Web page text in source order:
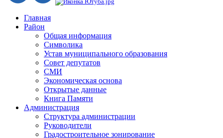
Главная
Район
Общая информация
Символика
Устав муниципального образования
Совет депутатов
СМИ
Экономическая основа
Открытые данные
Книга Памяти
Администрация
Структура администрации
Руководители
Градостроительное зонирование